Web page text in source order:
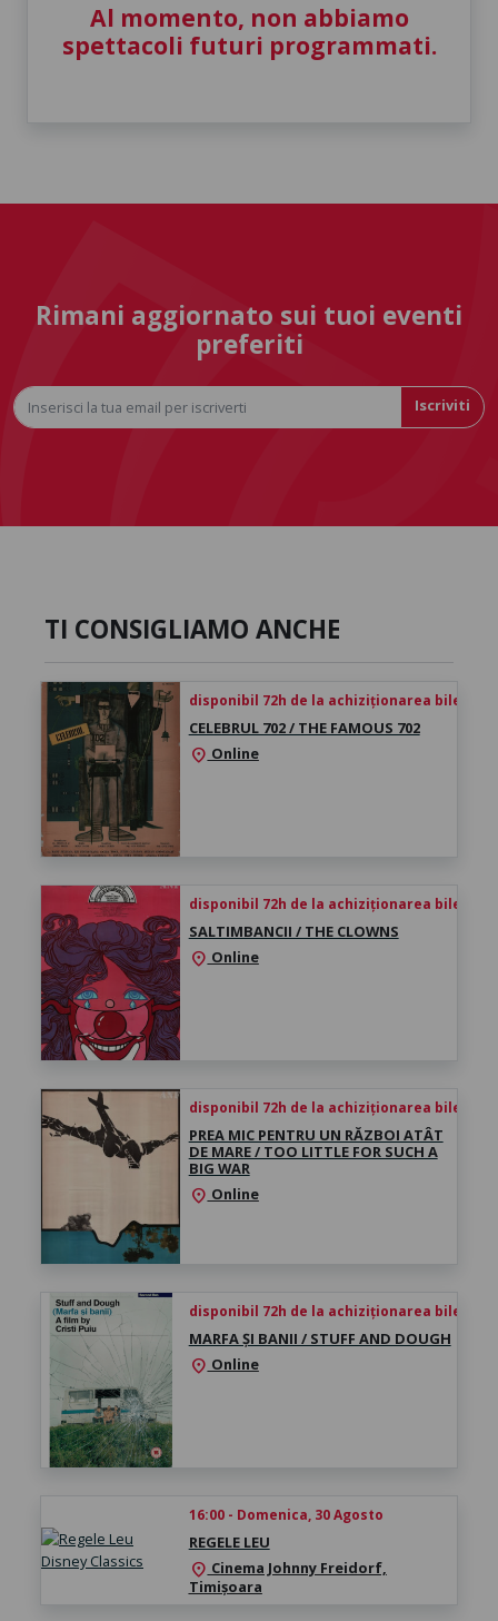
Al momento, non abbiamo
spettacoli futuri programmati.
Rimani aggiornato sui tuoi eventi
preferiti
Iscriviti
TI CONSIGLIAMO ANCHE
disponibil 72h de la achiziționarea biletului
CELEBRUL 702 / THE FAMOUS 702
location_on Online
disponibil 72h de la achiziționarea biletului
SALTIMBANCII / THE CLOWNS
location_on Online
disponibil 72h de la achiziționarea biletului
PREA MIC PENTRU UN RĂZBOI ATÂT
DE MARE / TOO LITTLE FOR SUCH A
BIG WAR
location_on Online
disponibil 72h de la achiziționarea biletului
MARFA ȘI BANII / STUFF AND DOUGH
location_on Online
16:00 - Domenica, 30 Agosto
REGELE LEU
location_on Cinema Johnny Freidorf,
Timișoara